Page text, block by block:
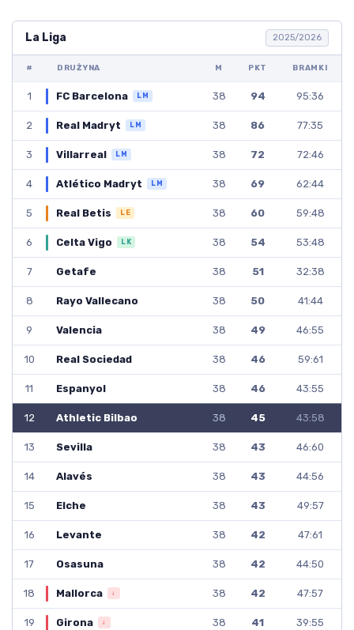
La Liga 2025/2026
# DRUŻYNA M PKT BRAMKI
1 FC Barcelona LM 38 94 95:36
2 Real Madryt LM 38 86 77:35
3 Villarreal LM 38 72 72:46
4 Atlético Madryt LM 38 69 62:44
5 Real Betis LE 38 60 59:48
6 Celta Vigo LK 38 54 53:48
7 Getafe 38 51 32:38
8 Rayo Vallecano 38 50 41:44
9 Valencia 38 49 46:55
10 Real Sociedad 38 46 59:61
11 Espanyol 38 46 43:55
12 Athletic Bilbao 38 45 43:58
13 Sevilla 38 43 46:60
14 Alavés 38 43 44:56
15 Elche 38 43 49:57
16 Levante 38 42 47:61
17 Osasuna 38 42 44:50
18 Mallorca ↓ 38 42 47:57
19 Girona ↓ 38 41 39:55